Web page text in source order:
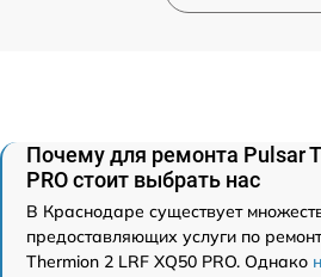
Почему для ремонта Pulsar
PRO стоит выбрать нас
В Краснодаре существует
предоставляющих услуги по
Thermion 2 LRF XQ50 PRO. Однако